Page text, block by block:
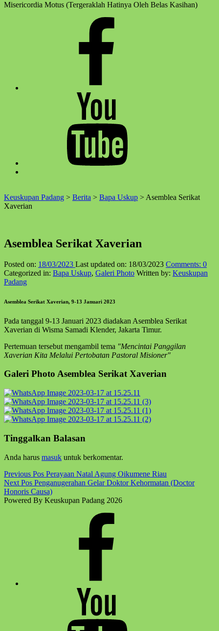
Misericordia Motus (Tergeraklah Hatinya Oleh Belas Kasihan)
↑
Keuskupan Padang > Berita > Bapa Uskup > Asemblea Serikat
Xaverian
Asemblea Serikat Xaverian
Posted on: 18/03/2023 Last updated on: 18/03/2023 Comments: 0
Categorized in: Bapa Uskup, Galeri Photo Written by: Keuskupan
Padang
Asemblea Serikat Xaverian, 9-13 Januari 2023
Pada tanggal 9-13 Januari 2023 diadakan Asemblea Serikat
Xaverian di Wisma Samadi Klender, Jakarta Timur.
Pertemuan tersebut mengambil tema "Mencintai Panggilan
Xaverian Kita Melalui Pertobatan Pastoral Misioner"
Galeri Photo Asemblea Serikat Xaverian
back
main
navigation
Tinggalkan Balasan
Anda harus masuk untuk berkomentar.
Post
navigation
Previous Pos Perayaan Natal Agung Oikumene Riau
Next Pos Penganugerahan Gelar Doktor Kehormatan (Doctor
Honoris Causa)
Powered By Keuskupan Padang 2026